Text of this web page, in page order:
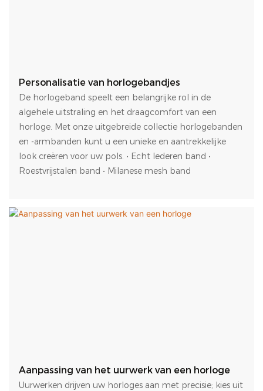
Personalisatie van horlogebandjes
De horlogeband speelt een belangrijke rol in de
algehele uitstraling en het draagcomfort van een
horloge. Met onze uitgebreide collectie horlogebanden
en -armbanden kunt u een unieke en aantrekkelijke
look creëren voor uw pols. • Echt lederen band •
Roestvrijstalen band • Milanese mesh band
Aanpassing van het uurwerk van een horloge
Uurwerken drijven uw horloges aan met precisie; kies uit